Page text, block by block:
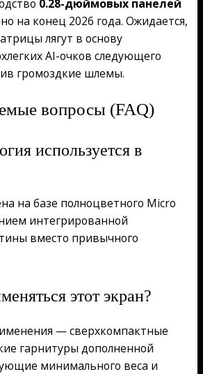
0.28-дюймовых панелей
на конец 2026 года. Ожидается,
лягут в основу
AI-очков следующего
громоздкие шлемы.
вопросы (FAQ)
используется в
на базе полноцветного Micro
интегрированной
вместо привычного
этот экран?
— сверхкомпактные
гарнитуры дополненной
минимального веса и